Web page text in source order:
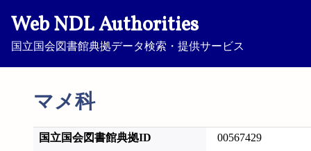
Web NDL Authorities
国立国会図書館典拠データ検索・提供サービス
マメ科
国立国会図書館典拠ID 00567429